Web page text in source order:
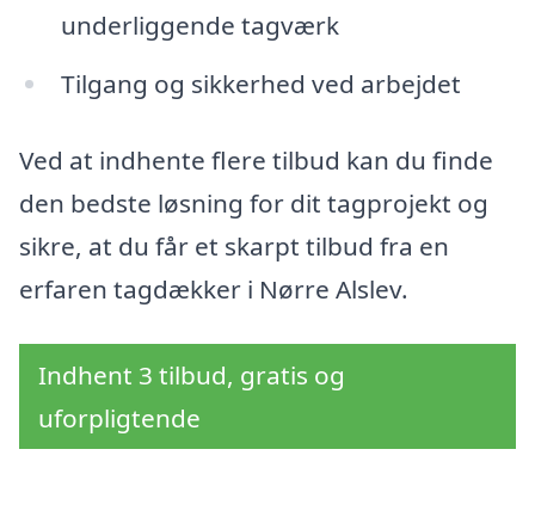
underliggende tagværk
Tilgang og sikkerhed ved arbejdet
Ved at indhente flere tilbud kan du finde
den bedste løsning for dit tagprojekt og
sikre, at du får et skarpt tilbud fra en
erfaren tagdækker i Nørre Alslev.
Indhent 3 tilbud, gratis og
uforpligtende